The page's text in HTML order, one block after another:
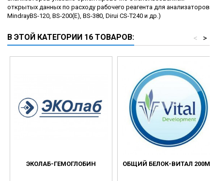
открытых данных по расходу рабочего реагента для анализаторов
MindrayBS-120, BS-200(E), BS-380, Dirui CS-T240 и др.)
В ЭТОЙ КАТЕГОРИИ 16 ТОВАРОВ: >
<
ЭКОЛАБ-ГЕМОГЛОБИН ОБЩИЙ БЕЛОК-ВИТАЛ 200МЛ